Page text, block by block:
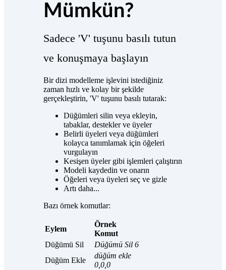
Mümkün?
Sadece 'V' tuşunu basılı tutun
ve konuşmaya başlayın
Bir dizi modelleme işlevini istediğiniz
zaman hızlı ve kolay bir şekilde
gerçekleştirin, 'V' tuşunu basılı tutarak:
Düğümleri silin veya ekleyin,
tabaklar, destekler ve üyeler
Belirli üyeleri veya düğümleri
kolayca tanımlamak için öğeleri
vurgulayın
Kesişen üyeler gibi işlemleri çalıştırın
Modeli kaydedin ve onarın
Öğeleri veya üyeleri seç ve gizle
Artı daha...
Bazı örnek komutlar:
Eylem
Örnek
Komut
Düğümü Sil
Düğümü Sil 6
Düğüm Ekle
düğüm ekle
0,0,0